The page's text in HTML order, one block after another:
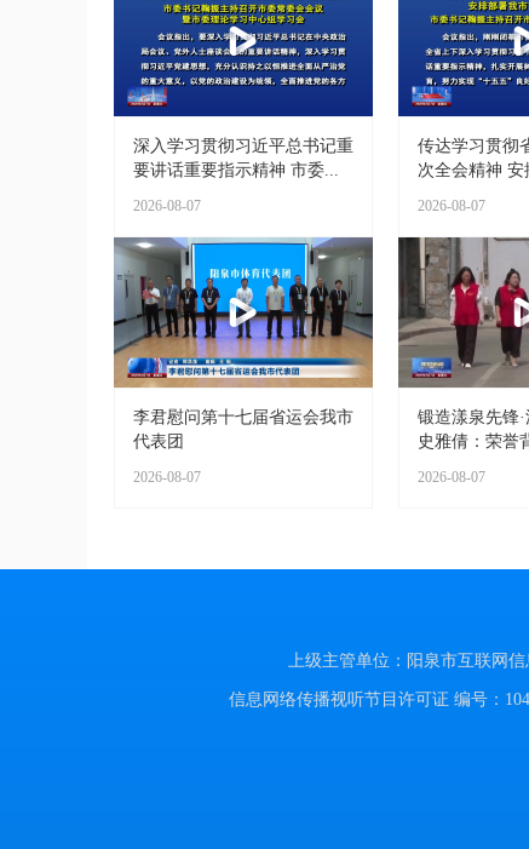
深入学习贯彻习近平总书记重
要讲话重要指示精神 市委...
2026-08-07
传达学习贯彻
次全会精神
2026-08-07
李君慰问第十七届省运会我市
代表团
2026-08-07
锻造漾泉先锋
史雅倩：荣誉
2026-08-07
上级主管单位：阳泉市互联网信
信息网络传播视听节目许可证 编号：